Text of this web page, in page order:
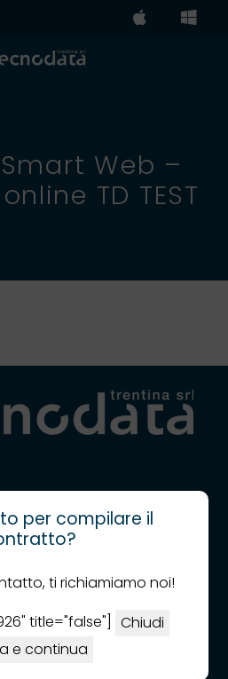
Web –
TD TEST
Guardini, 17
0461 1780400
+39 0461 1780460
tecnica connessioni internet)
per compilare il
ti richiamiamo noi!
title="false"] Chiudi
e continua